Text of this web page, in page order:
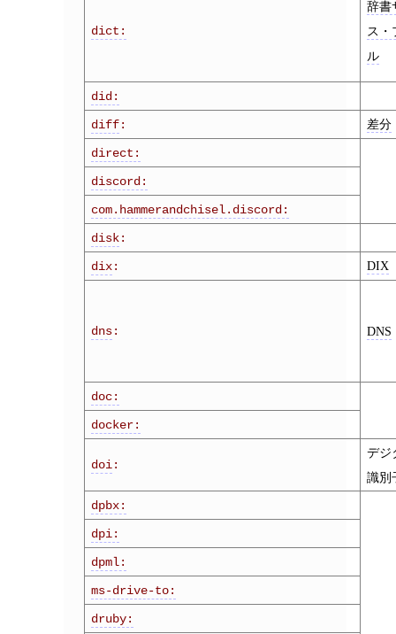
dict:
辞書
ス・
ル
did:
diff: 差分
direct:
discord:
com.hammerandchisel.discord:
disk:
dix: DIX
dns: DNS
doc:
docker:
doi:
デジ
識別
dpbx:
dpi:
dpml:
ms-drive-to:
druby: